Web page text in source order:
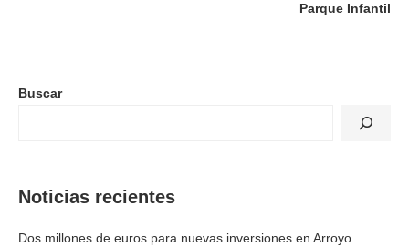
Parque Infantil
Buscar
Noticias recientes
Dos millones de euros para nuevas inversiones en Arroyo